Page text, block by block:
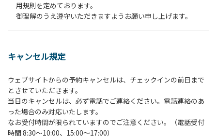
用規則を定めております。
御理解のうえ遵守いただきますようお願い申し上げます。
２、中学生以下だけでの利用はできません。高校生以上の方
３、テントサイト（多目的広場を含む。）の使用は、事前に
予約いただいた方のみで、連泊の方を除き、正午からです。
基本的に、テント1張りにつき1区画の予約をお願いします。
管理棟にてチェックインの手続きを行ってください。午後3
時前にお越しの方は、午後3時になりましたら管理棟にて手
続きを行ってください。午後5時過ぎにお越しの方は、翌朝
キャンセル規定
ウェブサイトからの予約キャンセルは、チェックインの前日まで
とさせていただきます。
当日のキャンセルは、必ず電話でご連絡ください。電話連絡のあ
った場合のみ対応いたします。
なお受付時間が限られていますのでご注意ください。（電話受付
時間 8:30～10:00、15:00～17:00）